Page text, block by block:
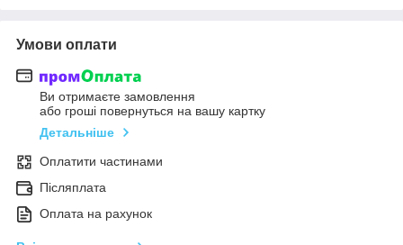
Умови оплати
Ви отримаєте замовлення
або гроші повернуться на вашу картку
Детальніше
Оплатити частинами
Післяплата
Оплата на рахунок